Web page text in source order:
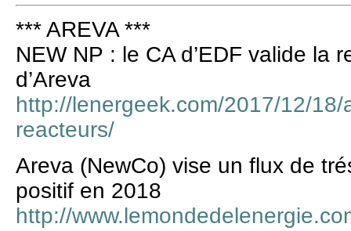
*** AREVA ***
NEW NP : le CA d’EDF valide la
d’Areva
http://lenergeek.com/2017/12/
reacteurs/
Areva (NewCo) vise un flux de
positif en 2018
http://